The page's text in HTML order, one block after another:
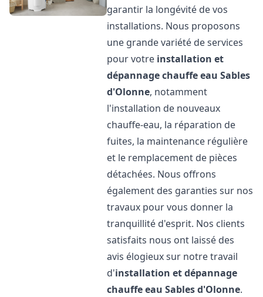
garantir la longévité de vos
installations. Nous proposons
une grande variété de services
pour votre installation et
dépannage chauffe eau Sables
d'Olonne, notamment
l'installation de nouveaux
chauffe-eau, la réparation de
fuites, la maintenance régulière
et le remplacement de pièces
détachées. Nous offrons
également des garanties sur nos
travaux pour vous donner la
tranquillité d'esprit. Nos clients
satisfaits nous ont laissé des
avis élogieux sur notre travail
d'installation et dépannage
chauffe eau Sables d'Olonne.